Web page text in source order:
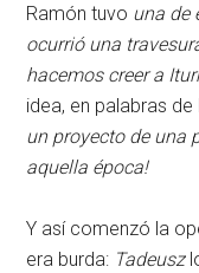
Ramón tuvo una de
ocurrió una
hacemos creer a
idea, en palabras de
un proyecto de una
aquella época!
Y así comenzó la
era burda: Tadeusz